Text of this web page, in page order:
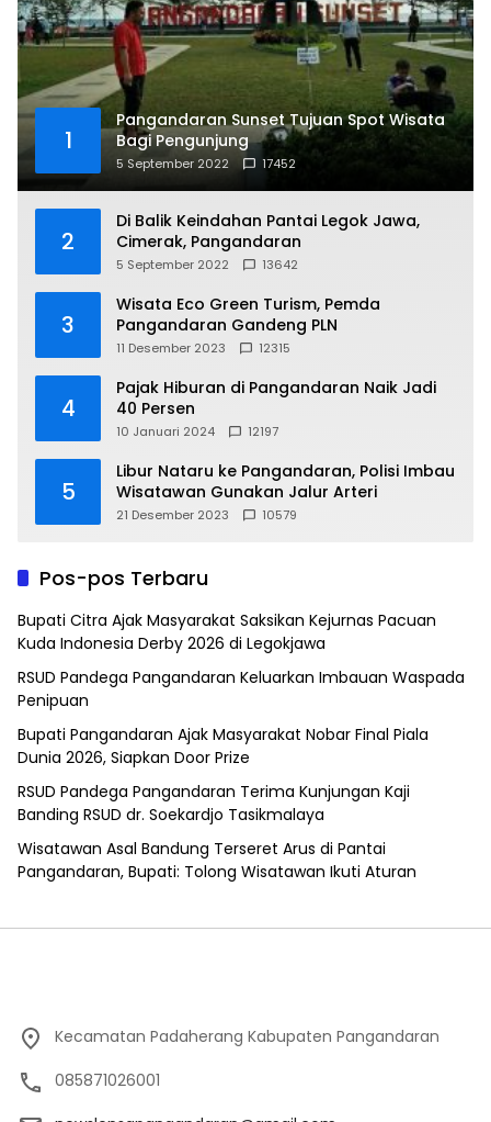
1
Pangandaran Sunset Tujuan Spot Wisata
Bagi Pengunjung
5 September 2022 17452
2
Di Balik Keindahan Pantai Legok Jawa,
Cimerak, Pangandaran
5 September 2022 13642
3
Wisata Eco Green Turism, Pemda
Pangandaran Gandeng PLN
11 Desember 2023 12315
4
Pajak Hiburan di Pangandaran Naik Jadi
40 Persen
10 Januari 2024 12197
5
Libur Nataru ke Pangandaran, Polisi Imbau
Wisatawan Gunakan Jalur Arteri
21 Desember 2023 10579
Pos-pos Terbaru
Bupati Citra Ajak Masyarakat Saksikan Kejurnas Pacuan
Kuda Indonesia Derby 2026 di Legokjawa
RSUD Pandega Pangandaran Keluarkan Imbauan Waspada
Penipuan
Bupati Pangandaran Ajak Masyarakat Nobar Final Piala
Dunia 2026, Siapkan Door Prize
RSUD Pandega Pangandaran Terima Kunjungan Kaji
Banding RSUD dr. Soekardjo Tasikmalaya
Wisatawan Asal Bandung Terseret Arus di Pantai
Pangandaran, Bupati: Tolong Wisatawan Ikuti Aturan
Kecamatan Padaherang Kabupaten Pangandaran
085871026001